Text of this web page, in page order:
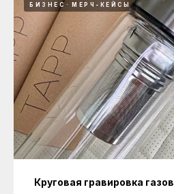
БИЗНЕС МЕРЧ-КЕЙСЫ
Круговая гравировка